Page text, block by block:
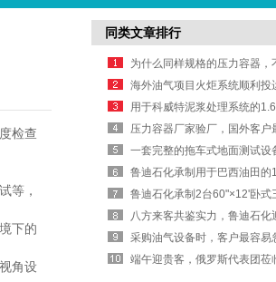
检查‌
等，
下的
角设
同类文章排行
为什么同样规格的压力容器，
报价差异很大？
海外油气项目火炬系统顺利投
用于科威特泥浆处理系统的
器容器
压力容器厂家验厂，国外客户
个细节
一套完整的拖车式地面测试设
些模块？
鲁迪石化承制用于巴西油田的
泥器容器
鲁迪石化承制2台60"×12'卧式
器
八方来客共鉴实力，鲁迪石化
考察热潮
采购油气设备时，客户最容易
成本
端午迎贵客，俄罗斯代表团莅